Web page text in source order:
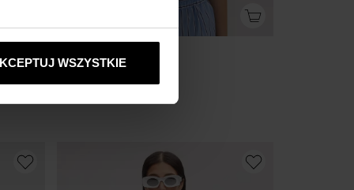
WSZYSTKIE
MISAGA